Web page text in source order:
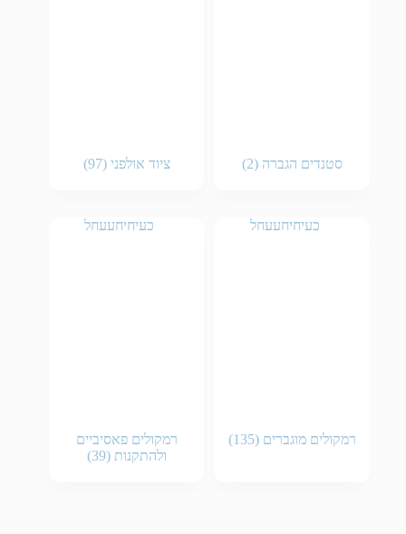
סטנדים הגברה(2) ציוד אולפני(97)
רמקולים מוגברים(135)
רמקולים פאסיביים
ולהתקנות(39)